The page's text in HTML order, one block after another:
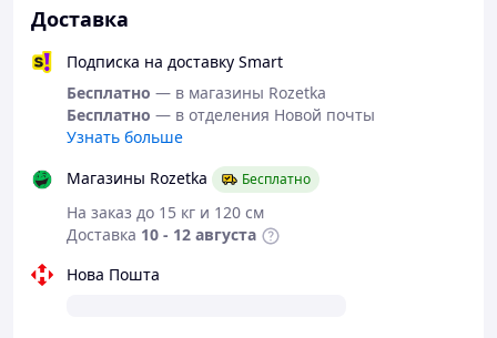
Доставка
Подписка на доставку Smart
Бесплатно — в магазины Rozetka
Бесплатно — в отделения Новой почты
Узнать больше
Магазины Rozetka
Бесплатно
На заказ до 15 кг и 120 см
Доставка 10 - 12 августа
Нова Пошта